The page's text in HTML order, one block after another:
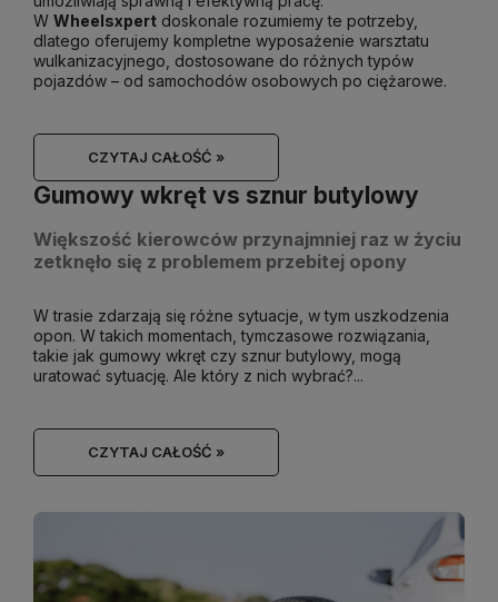
W Wheelsxpert doskonale rozumiemy te potrzeby,
dlatego oferujemy kompletne wyposażenie warsztatu
wulkanizacyjnego, dostosowane do różnych typów
pojazdów – od samochodów osobowych po ciężarowe.
CZYTAJ CAŁOŚĆ »
Gumowy wkręt vs sznur butylowy
CZYTAJ CAŁOŚĆ »
Większość kierowców przynajmniej raz w życiu
zetknęło się z problemem przebitej opony
W trasie zdarzają się różne sytuacje, w tym uszkodzenia
opon. W takich momentach, tymczasowe rozwiązania,
takie jak gumowy wkręt czy sznur butylowy, mogą
uratować sytuację. Ale który z nich wybrać?...